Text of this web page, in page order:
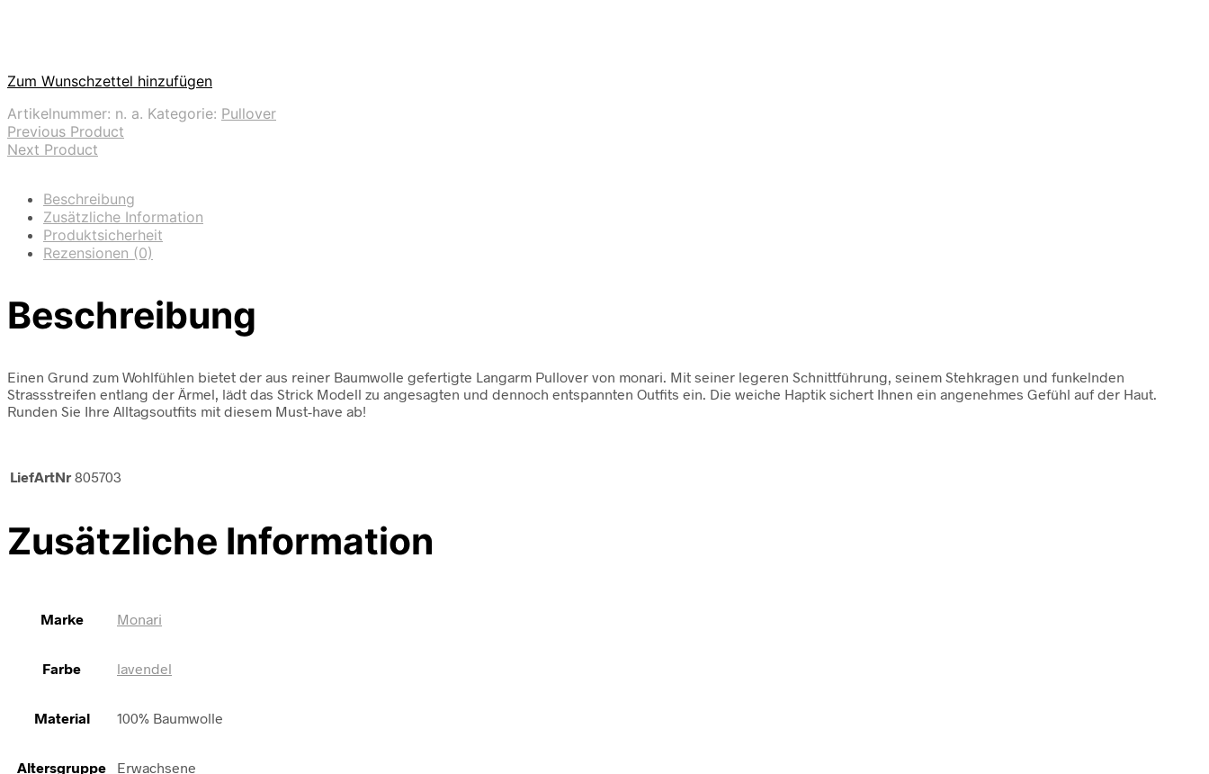
Zum Wunschzettel hinzufügen
Artikelnummer: n. a. Kategorie: Pullover
Previous Product
Next Product
Beschreibung
Zusätzliche Information
Produktsicherheit
Rezensionen (0)
Beschreibung
Einen Grund zum Wohlfühlen bietet der aus reiner Baumwolle gefertigte Langarm Pullover von monari. Mit seiner legeren Schnittführung, seinem Stehkragen und funkelnden
Strassstreifen entlang der Ärmel, lädt das Strick Modell zu angesagten und dennoch entspannten Outfits ein. Die weiche Haptik sichert Ihnen ein angenehmes Gefühl auf der Haut.
Runden Sie Ihre Alltagsoutfits mit diesem Must-have ab!
LiefArtNr 805703
Zusätzliche Information
Marke Monari
Farbe lavendel
Material 100% Baumwolle
Altersgruppe Erwachsene